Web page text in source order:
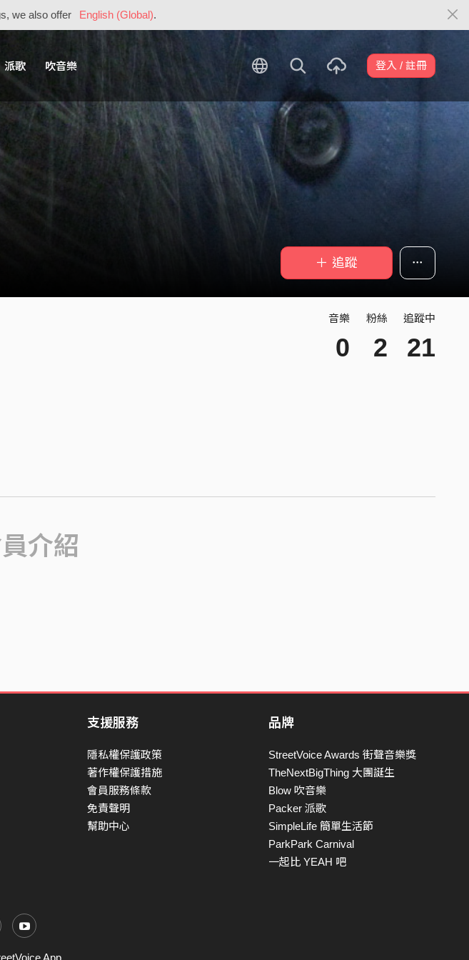
we also offer English (Global).
派歌 吹音樂 登入 / 註冊
＋ 追蹤
音樂
0
粉絲
2
追蹤中
21
介紹
支援服務
隱私權保護政策
著作權保護措施
會員服務條款
免責聲明
幫助中心
品牌
StreetVoice Awards 街聲音樂獎
TheNextBigThing 大團誕生
Blow 吹音樂
Packer 派歌
SimpleLife 簡單生活節
ParkPark Carnival
一起比 YEAH 吧
App